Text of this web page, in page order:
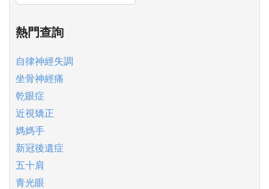
熱門查詢
自律神經失調
坐骨神經痛
乾眼症
近視矯正
媽媽手
新冠後遺症
五十肩
青光眼